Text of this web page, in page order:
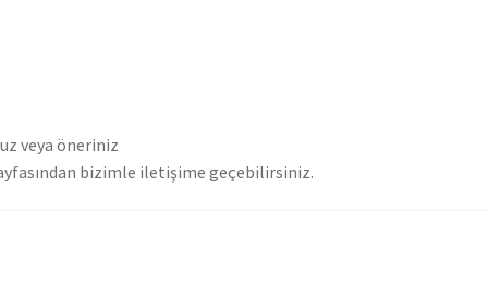
veya öneriniz
bizimle iletişime geçebilirsiniz.